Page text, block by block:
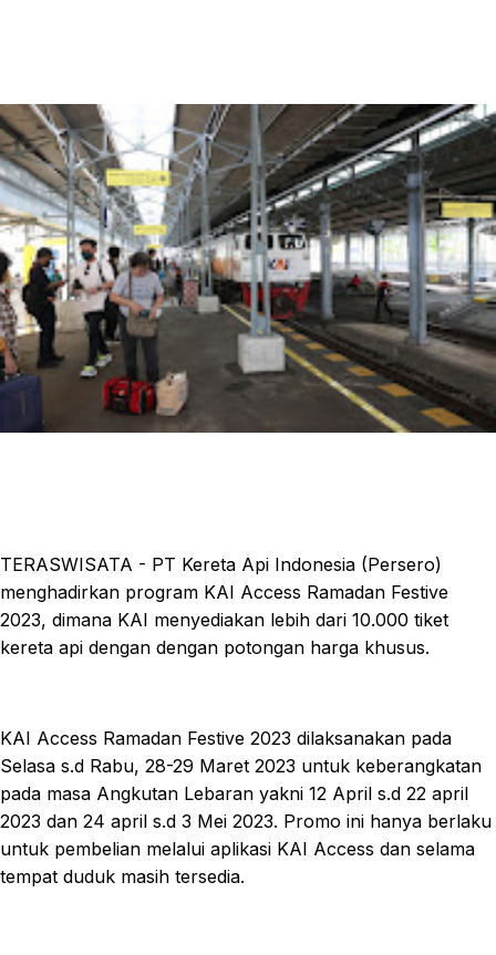
TERASWISATA - PT Kereta Api Indonesia (Persero)
menghadirkan program KAI Access Ramadan Festive
2023, dimana KAI menyediakan lebih dari 10.000 tiket
kereta api dengan dengan potongan harga khusus.
KAI Access Ramadan Festive 2023 dilaksanakan pada
Selasa s.d Rabu, 28-29 Maret 2023 untuk keberangkatan
pada masa Angkutan Lebaran yakni 12 April s.d 22 april
2023 dan 24 april s.d 3 Mei 2023. Promo ini hanya berlaku
untuk pembelian melalui aplikasi KAI Access dan selama
tempat duduk masih tersedia.